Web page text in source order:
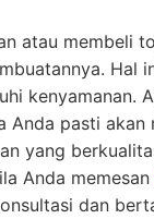
atau membeli
Hal
kenyamanan.
Anda pasti
yang
Anda memesan
dan